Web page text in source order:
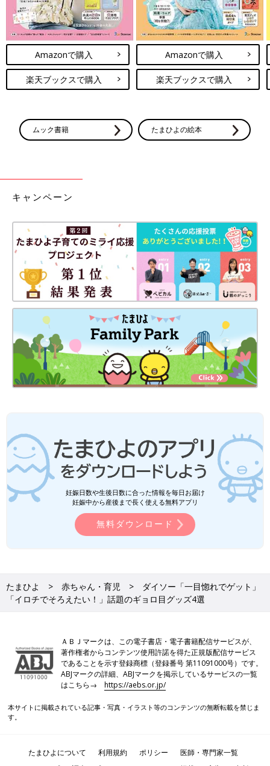
秀すぎる
夏の楽しみといえば水遊び。存分に楽しんだあ
と、避けて通れないのが濡れものの後片付けで
す。 タオルや水着、濡れた洋服などを持ち帰る
とき、しっかり絞ったつもりでも、まだまだ水
がポタポタ。 ビニール袋に入れても水が漏れた
り、車内などにしばらく置かれていたものは不
衛生になりがちで、「触るのもちょっとためら
う…」なんて経験ありませんか？ そんな時に大
セリア、ダイソー｜すっきり片付けまた
来年！整理収納アドバイザーもおすすめ
の夏物収納グッズ4選
暑い夏に活躍した扇風機や冷却グッズ、子ども
て収納することで、また来年も気持ちよく使う
ことができます。そこで今回は、夏物の収納に
Amazonで購入
楽天ブックスで購入
Amazonで購入
楽天ブックスで購入
ムック書籍 たまひよの絵本
キャンペーン
妊娠日数や生後日数に合った情報を毎日お届け
妊娠中から産後まで長く使える無料アプリ
無料ダウンロード
たまひよ 赤ちゃん・育児
ダイソー「一目惚れでゲット」
「イロチでそろえたい！」話題のギョロ目グッズ4選
ＡＢＪマークは、この電子書店・電子書籍配信サービスが、
著作権者からコンテンツ使用許諾を得た正規版配信サービス
であることを示す登録商標（登録番号 第11091000号）です。
ABJマークの詳細、ABJマークを掲示しているサービスの一覧
はこちら→https://aebs.or.jp/
本サイトに掲載されている記事・写真・イラスト等のコンテンツの無断転載を禁じま
す。
たまひよについて 利用規約 ポリシー
医師・専門家一覧